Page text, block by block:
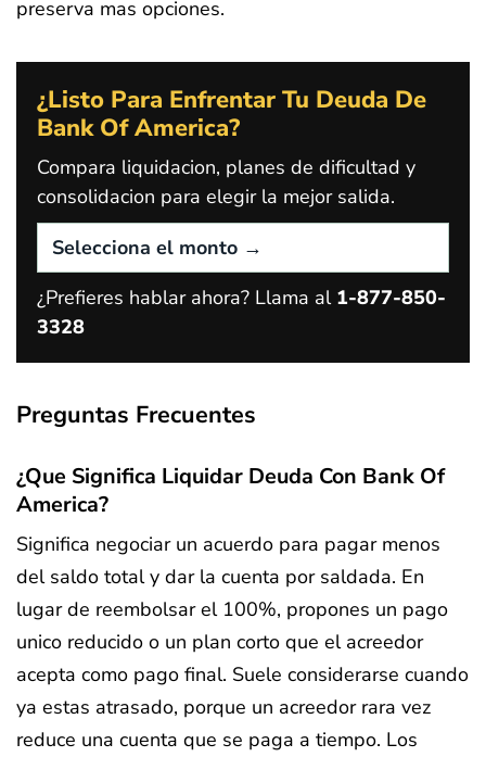
preserva mas opciones.
¿Listo Para Enfrentar Tu Deuda De
Bank Of America?
Compara liquidacion, planes de dificultad y
consolidacion para elegir la mejor salida.
¿Prefieres hablar ahora? Llama al 1-877-850-
3328
Preguntas Frecuentes
¿Que Significa Liquidar Deuda Con Bank Of
America?
Significa negociar un acuerdo para pagar menos
del saldo total y dar la cuenta por saldada. En
lugar de reembolsar el 100%, propones un pago
unico reducido o un plan corto que el acreedor
acepta como pago final. Suele considerarse cuando
ya estas atrasado, porque un acreedor rara vez
reduce una cuenta que se paga a tiempo. Los